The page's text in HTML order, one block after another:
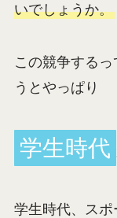
いでしょうか。
この競争する
うとやっぱり
学生時代
学生時代、ス